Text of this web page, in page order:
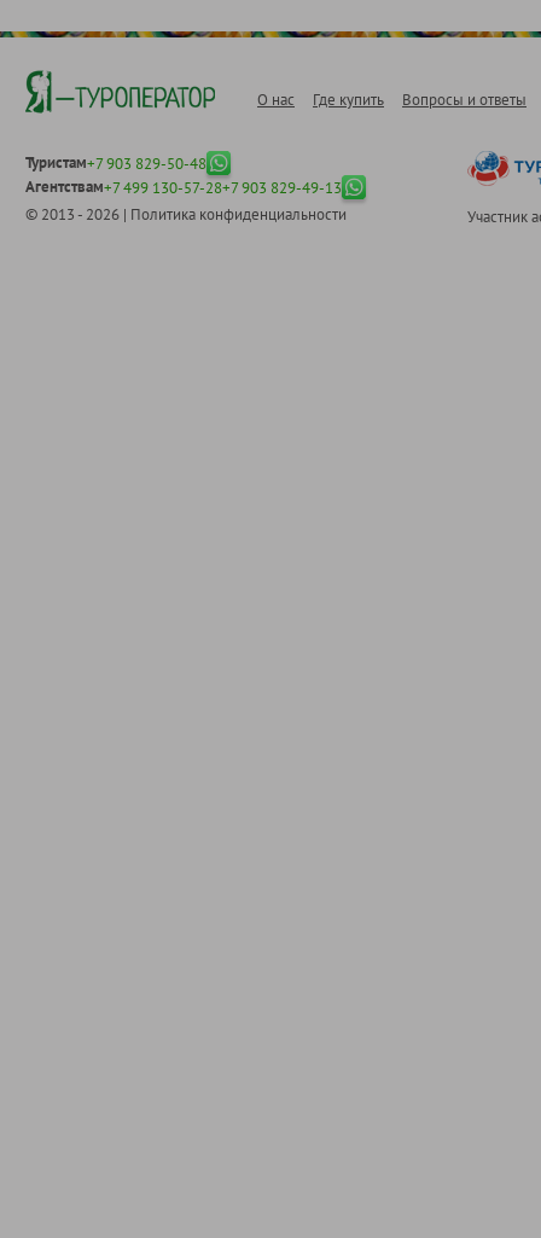
О нас Где купить Вопросы и ответы
Туристам+7 903 829-50-48
Агентствам+7 499 130-57-28+7 903 829-49-13
© 2013 - 2026 | Политика конфиденциальности Участник